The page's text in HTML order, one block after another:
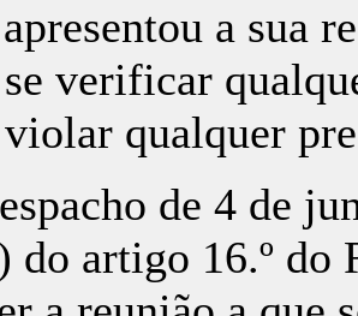
a sua
verificar
qualquer
de 4 de
do artigo 16.º do